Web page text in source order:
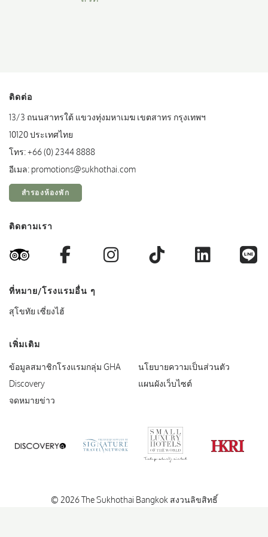
ติดต่อ
13/3 ถนนสาทรใต้ แขวงทุ่งมหาเมฆ เขตสาทร กรุงเทพฯ
10120 ประเทศไทย
โทร:+66 (0) 2344 8888
อีเมล: promotions@sukhothai.com
สำรองห้องพัก
ติดตามเรา
TripAdvisor
FacebookInstagram
TikTok
ที่หมาย/โรงแรมอื่น ๆ
สุโขทัย เซี่ยงไฮ้
เพิ่มเติม
ข้อมูลสมาชิกโรงแรมกลุ่ม GHA
Discovery
จดหมายข่าว
นโยบายความเป็นส่วนตัว
แผนผังเว็บไซต์
GHA Discovery Signature Travel Network
HKRI
© 2026 The Sukhothai Bangkok สงวนลิขสิทธิ์